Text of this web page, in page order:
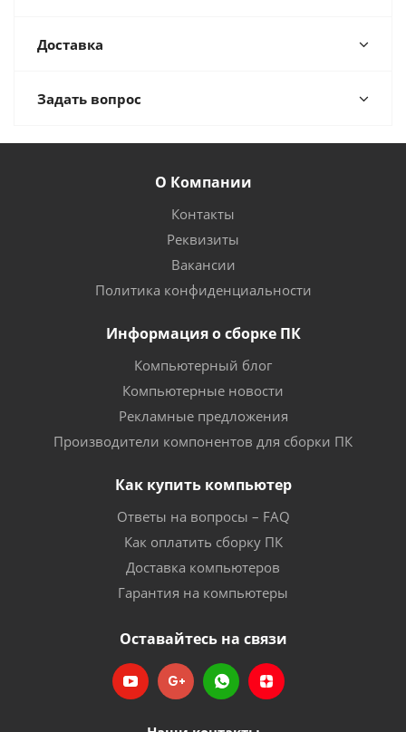
Доставка
Задать вопрос
О Компании
Контакты
Реквизиты
Вакансии
Политика конфиденциальности
Информация о сборке ПК
Компьютерный блог
Компьютерные новости
Рекламные предложения
Производители компонентов для сборки ПК
Как купить компьютер
Ответы на вопросы – FAQ
Как оплатить сборку ПК
Доставка компьютеров
Гарантия на компьютеры
Оставайтесь на связи